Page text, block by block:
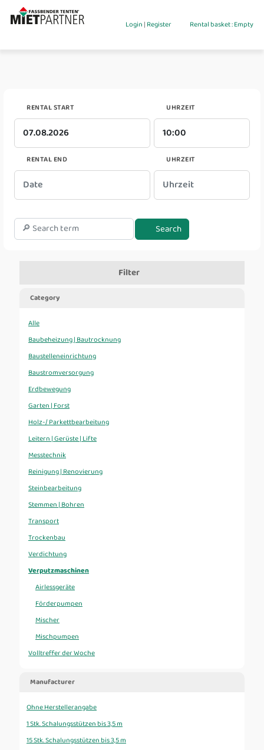
Login|Register Rental basket : Empty
RENTAL START UHRZEIT
RENTAL END UHRZEIT
Search
Filter
Category
Alle
Baubeheizung | Bautrocknung
Baustelleneinrichtung
Baustromversorgung
Erdbewegung
Garten | Forst
Holz-/ Parkettbearbeitung
Leitern | Gerüste | Lifte
Messtechnik
Reinigung | Renovierung
Steinbearbeitung
Stemmen | Bohren
Transport
Trockenbau
Verdichtung
Verputzmaschinen
Airlessgeräte
Förderpumpen
Mischer
Mischpumpen
Volltreffer der Woche
Manufacturer
Ohne Herstellerangabe
1 Stk. Schalungsstützen bis 3,5 m
15 Stk. Schalungsstützen bis 3,5 m